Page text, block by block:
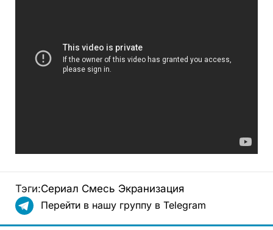
Тэги:Сериал Смесь Экранизация
Перейти в нашу группу в Telegram